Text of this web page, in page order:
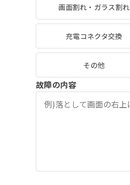
画面割れ・ガラス割れ
充電コネクタ交換
その他
故障の内容